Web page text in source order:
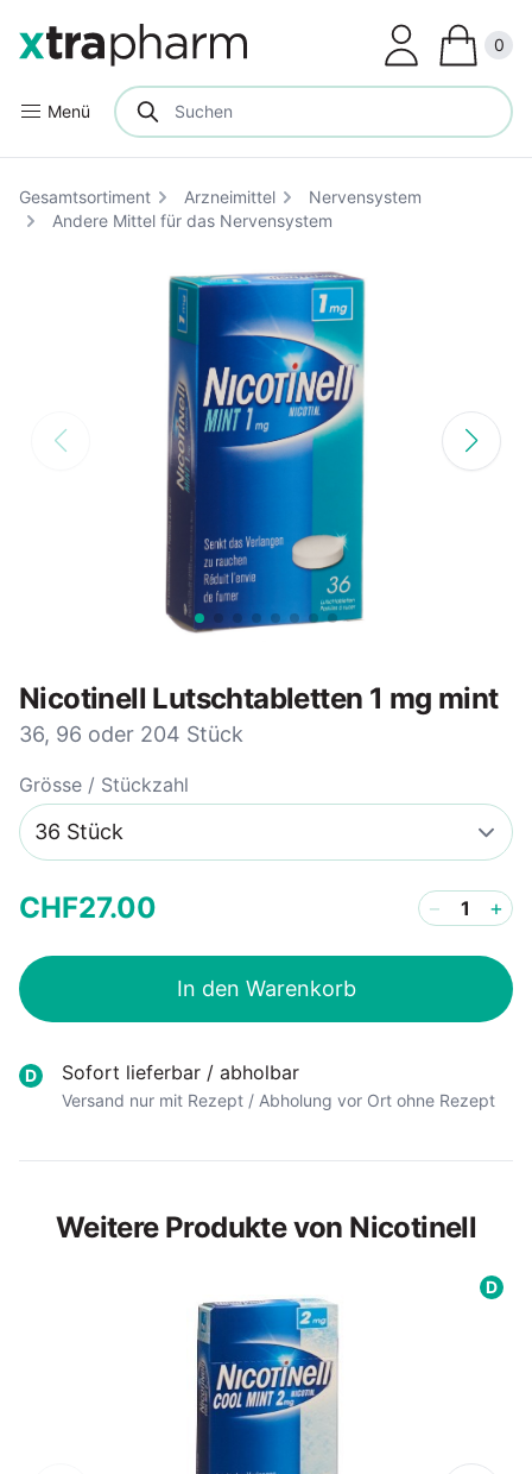
Menü
0
Gesamtsortiment Arzneimittel
Nervensystem
Andere Mittel für das Nervensystem
Nicotinell Lutschtabletten 1 mg mint
36, 96 oder 204 Stück
Grösse / Stückzahl
CHF27.00 − +
In den Warenkorb
D Sofort lieferbar / abholbar
Versand nur mit Rezept / Abholung vor Ort ohne Rezept
Weitere Produkte von Nicotinell
D